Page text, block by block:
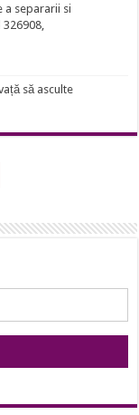
a separarii si
să asculte